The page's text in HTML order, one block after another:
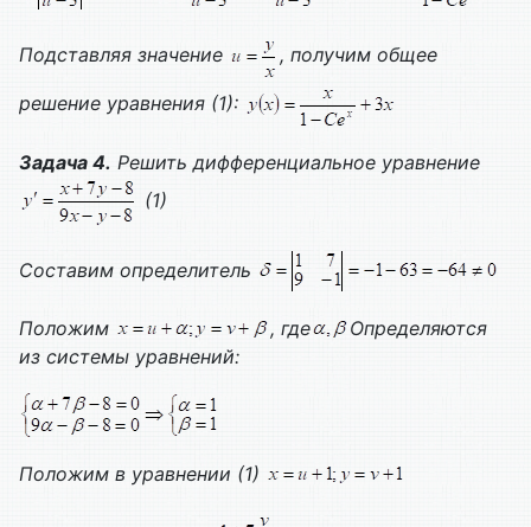
Подставляя значение , получим общее
решение уравнения (1):
Задача 4. Решить дифференциальное уравнение
(1)
Составим определитель
Положим , где
Определяются
из системы уравнений:
Положим в уравнении (1)